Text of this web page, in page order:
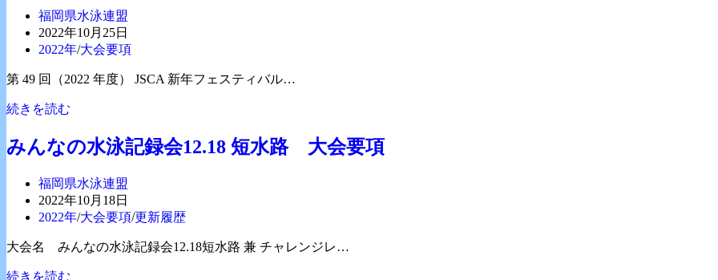
０
２
３
ベ
ス
ト
チ
ジ
カ
ッ
プ
水
泳
競
投
稿
者:
福岡県水泳連盟
投
稿
開
日:
2022年10月25日
投
カ
ゴ
ー:
2022年/大会要項
第 49 回（2022 年度） JSCA 新年フェスティバル…
続きを読む
回
（2022
度）
JSCA
新
フ
みんなの水泳記録会12.18 短水路 大会要項
投
稿
者:
福岡県水泳連盟
投
稿
開
日:
2022年10月18日
投
カ
2022年/大会要項/更新履歴
大会名 みんなの水泳記録会12.18短水路 兼 チャレンジレ…
続きを読む